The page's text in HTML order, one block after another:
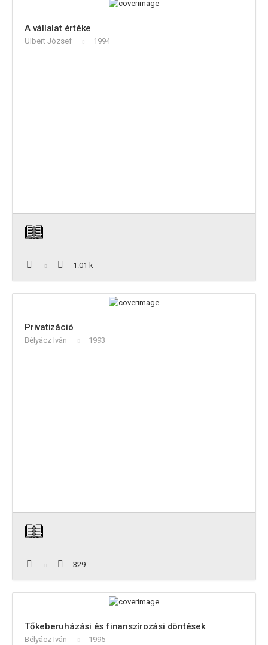
A vállalat értéke
Ulbert József 1994
1.01 k
Privatizáció
Bélyácz Iván 1993
329
Tőkeberuházási és finanszírozási döntések
Bélyácz Iván 1995